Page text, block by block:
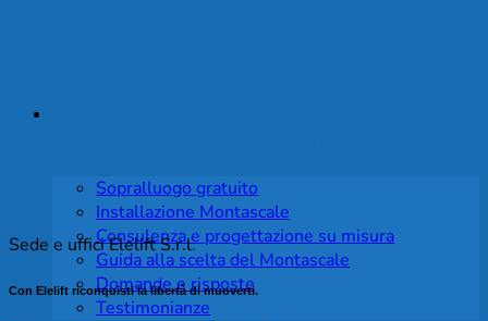
Sopralluogo gratuito
Installazione Montascale
Consulenza e progettazione su misura
Guida alla scelta del Montascale
Domande e risposte
Testimonianze
Sede e uffici Elelift S.r.l.
Con Elelift riconquisti la libertà di muoverti.